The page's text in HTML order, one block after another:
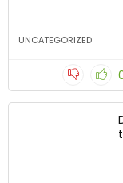
UNCATEGORIZED